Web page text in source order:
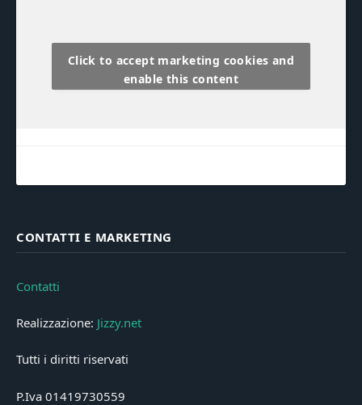
Click to accept marketing cookies and
enable this content
CONTATTI E MARKETING
Contatti
Realizzazione: Jizzy.net
Tutti i diritti riservati
P.Iva 01419730559